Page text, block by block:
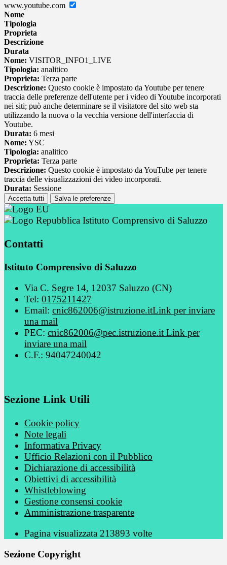
www.youtube.com
Nome
Tipologia
Proprieta
Descrizione
Durata
Nome: VISITOR_INFO1_LIVE
Tipologia: analitico
Proprieta: Terza parte
Descrizione: Questo cookie è impostato da Youtube per tenere
traccia delle preferenze dell'utente per i video di Youtube incorporati
nei siti; può anche determinare se il visitatore del sito web sta
utilizzando la nuova o la vecchia versione dell'interfaccia di
Youtube.
Durata: 6 mesi
Nome: YSC
Tipologia: analitico
Proprieta: Terza parte
Descrizione: Questo cookie è impostato da YouTube per tenere
traccia delle visualizzazioni dei video incorporati.
Durata: Sessione
Accetta tutti Salva le preferenze
Istituto Comprensivo di Saluzzo
Contatti
Istituto Comprensivo di Saluzzo
Via C. Segre 14, 12037 Saluzzo (CN)
Tel: 0175211427
Email: cnic862006@istruzione.itLink per inviare
una mail
PEC: cnic862006@pec.istruzione.it Link per
inviare una mail
C.F.: 94047240042
Sezione Link Utili
Cookie policy
Note legali
Informativa Privacy
Ufficio Relazioni con il Pubblico
Dichiarazione di accessibilità
Obiettivi di accessibilità
Whistleblowing
Gestione consensi cookie
Amministrazione trasparente
Pagina visualizzata 213893 volte
Sezione Copyright